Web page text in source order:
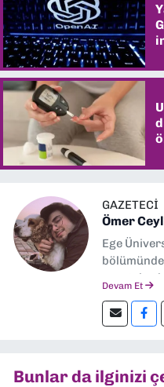
GAZETECİ
Ömer
Ege
editörlük
Devam Et
Bunlar da ilginizi